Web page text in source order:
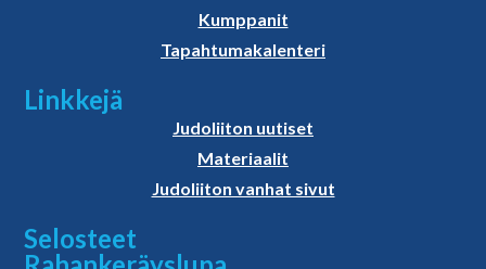
Kumppanit
Tapahtumakalenteri
Linkkejä
Judoliiton uutiset
Materiaalit
Judoliiton vanhat sivut
Selosteet